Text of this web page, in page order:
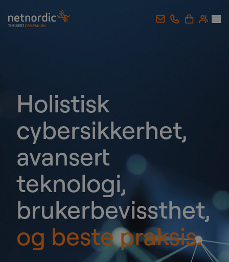
NetNordic Norway
Forenkle, skalér
og sikre
din sky, vi kan
hjelpe deg med å
navigere i
kompleksiteten.